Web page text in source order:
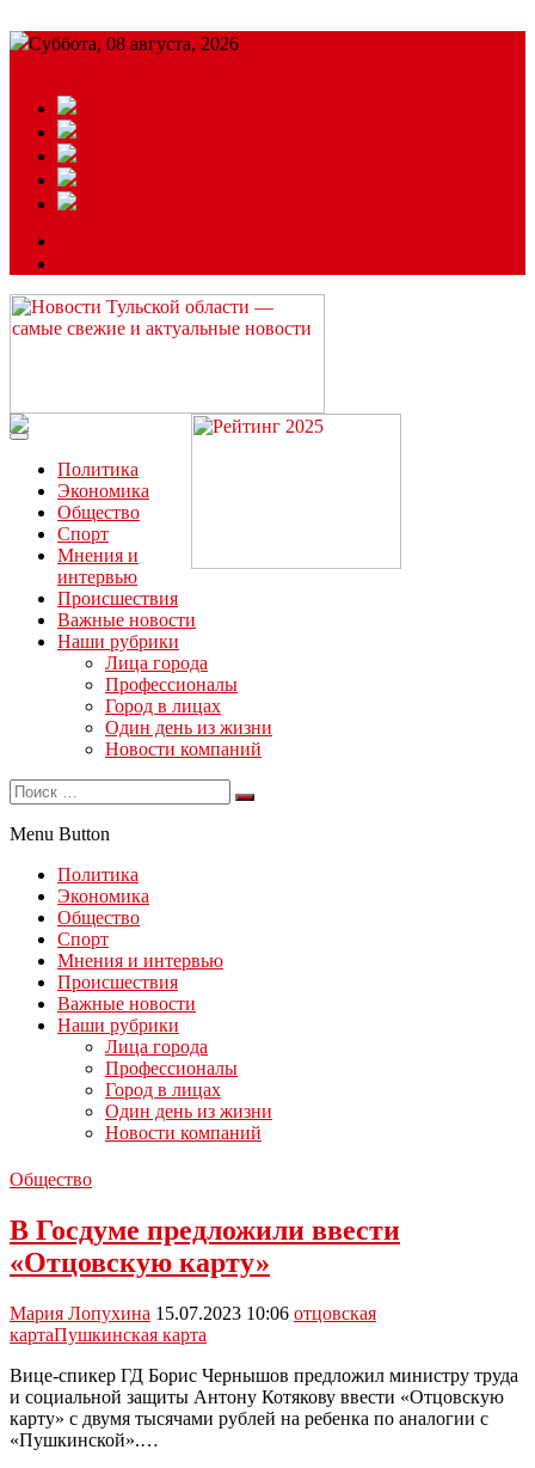
Суббота, 08 августа, 2026
Читайте последние новости дня в Тульской области на сайте
“ЗаНовомосковск”
Политика
Экономика
Общество
Спорт
Мнения и
интервью
Происшествия
Важные новости
Наши рубрики
Лица города
Профессионалы
Город в лицах
Один день из жизни
Новости компаний
Menu Button
Политика
Экономика
Общество
Спорт
Мнения и интервью
Происшествия
Важные новости
Наши рубрики
Лица города
Профессионалы
Город в лицах
Один день из жизни
Новости компаний
Общество
В Госдуме предложили ввести
«Отцовскую карту»
Мария Лопухина 15.07.2023 10:06 отцовская
картаПушкинская карта
Вице-спикер ГД Борис Чернышов предложил министру труда
и социальной защиты Антону Котякову ввести «Отцовскую
карту» с двумя тысячами рублей на ребенка по аналогии с
«Пушкинской».…